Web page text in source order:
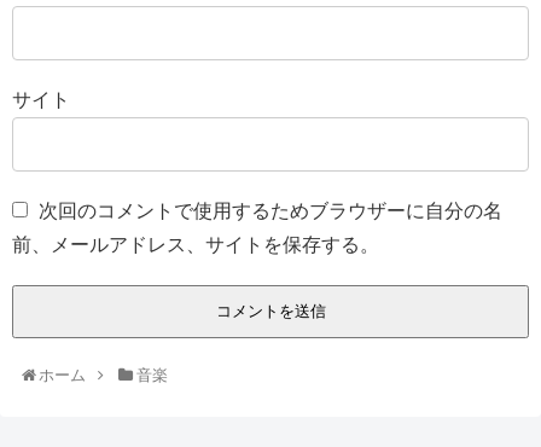
サイト
次回のコメントで使用するためブラウザーに自分の名
前、メールアドレス、サイトを保存する。
ホーム 音楽